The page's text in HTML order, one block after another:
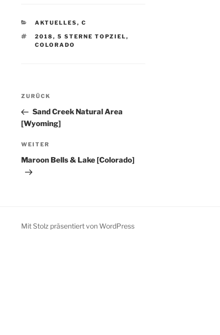
KATEGORIEN
AKTUELLES, C
SCHLAGWÖRTER
2018, 5 STERNE TOPZIEL,
COLORADO
Beitragsnavigation
Vorheriger
Beitrag
ZURÜCK
Sand Creek Natural Area
[Wyoming]
Nächster
Beitrag
WEITER
Maroon Bells & Lake [Colorado]
Mit Stolz präsentiert von WordPress